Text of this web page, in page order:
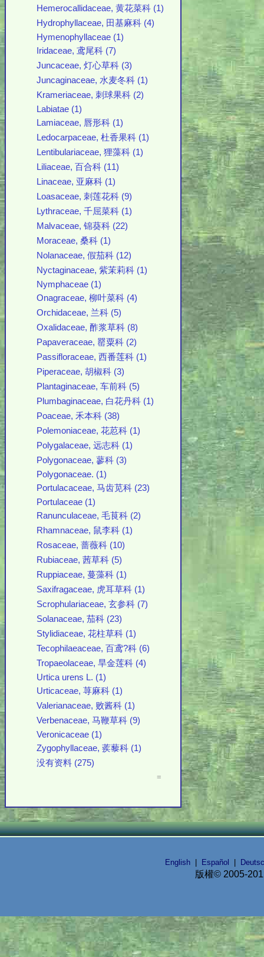
Hemerocallidaceae, 黄花菜科 (1)
Hydrophyllaceae, 田基麻科 (4)
Hymenophyllaceae (1)
Iridaceae, 鸢尾科 (7)
Juncaceae, 灯心草科 (3)
Juncaginaceae, 水麦冬科 (1)
Krameriaceae, 刺球果科 (2)
Labiatae (1)
Lamiaceae, 唇形科 (1)
Ledocarpaceae, 杜香果科 (1)
Lentibulariaceae, 狸藻科 (1)
Liliaceae, 百合科 (11)
Linaceae, 亚麻科 (1)
Loasaceae, 刺莲花科 (9)
Lythraceae, 千屈菜科 (1)
Malvaceae, 锦葵科 (22)
Moraceae, 桑科 (1)
Nolanaceae, 假茄科 (12)
Nyctaginaceae, 紫茉莉科 (1)
Nymphaceae (1)
Onagraceae, 柳叶菜科 (4)
Orchidaceae, 兰科 (5)
Oxalidaceae, 酢浆草科 (8)
Papaveraceae, 罂粟科 (2)
Passifloraceae, 西番莲科 (1)
Piperaceae, 胡椒科 (3)
Plantaginaceae, 车前科 (5)
Plumbaginaceae, 白花丹科 (1)
Poaceae, 禾本科 (38)
Polemoniaceae, 花荵科 (1)
Polygalaceae, 远志科 (1)
Polygonaceae, 蓼科 (3)
Polygonaceae. (1)
Portulacaceae, 马齿苋科 (23)
Portulaceae (1)
Ranunculaceae, 毛茛科 (2)
Rhamnaceae, 鼠李科 (1)
Rosaceae, 蔷薇科 (10)
Rubiaceae, 茜草科 (5)
Ruppiaceae, 蔓藻科 (1)
Saxifragaceae, 虎耳草科 (1)
Scrophulariaceae, 玄参科 (7)
Solanaceae, 茄科 (23)
Stylidiaceae, 花柱草科 (1)
Tecophilaeaceae, 百鸢?科 (6)
Tropaeolaceae, 旱金莲科 (4)
Urtica urens L. (1)
Urticaceae, 荨麻科 (1)
Valerianaceae, 败酱科 (1)
Verbenaceae, 马鞭草科 (9)
Veronicaceae (1)
Zygophyllaceae, 蒺藜科 (1)
没有资料 (275)
=
English Español
版權© 2005-